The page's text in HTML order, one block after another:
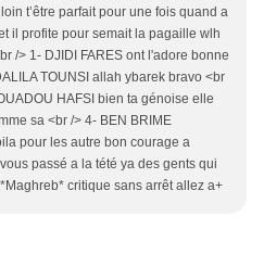
t’être parfait pour une fois quand a
il profite pour semait la pagaille wlh
/> 1- DJIDI FARES ont l'adore bonne
TOUNSI allah ybarek bravo <br
HAFSI bien ta génoise elle
sa <br /> 4- BEN BRIME
pour les autre bon courage a
passé a la tété ya des gents qui
critique sans arrêt allez a+